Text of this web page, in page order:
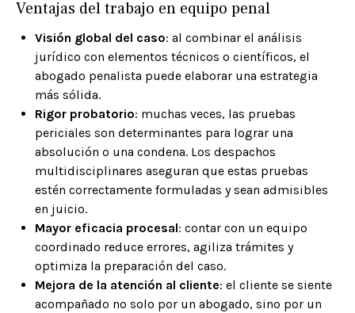
Ventajas del trabajo en equipo penal
Visión global del caso: al combinar el análisis
jurídico con elementos técnicos o científicos, el
abogado penalista puede elaborar una estrategia
más sólida.
Rigor probatorio: muchas veces, las pruebas
periciales son determinantes para lograr una
absolución o una condena. Los despachos
multidisciplinares aseguran que estas pruebas
estén correctamente formuladas y sean admisibles
en juicio.
Mayor eficacia procesal: contar con un equipo
coordinado reduce errores, agiliza trámites y
optimiza la preparación del caso.
Mejora de la atención al cliente: el cliente se siente
acompañado no solo por un abogado, sino por un